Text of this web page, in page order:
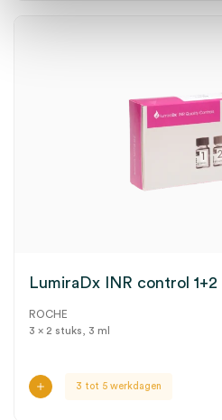
LumiraDx INR control 1+2
ROCHE
3 x 2 stuks, 3 ml
3 tot 5 werkdagen